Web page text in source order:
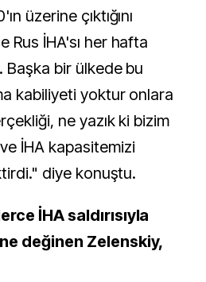
üzerine çıktığını
Rus İHA'sı her hafta
bir ülkede bu
kabiliyeti yoktur onlara
ne yazık ki bizim
İHA kapasitemizi
diye konuştu.
İHA saldırısıyla
değinen Zelenskiy,